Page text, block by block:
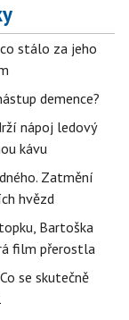
stálo za jeho
demence?
nápoj ledový
kávu
Zatmění
hvězd
Bartoška
film přerostla
se skutečně